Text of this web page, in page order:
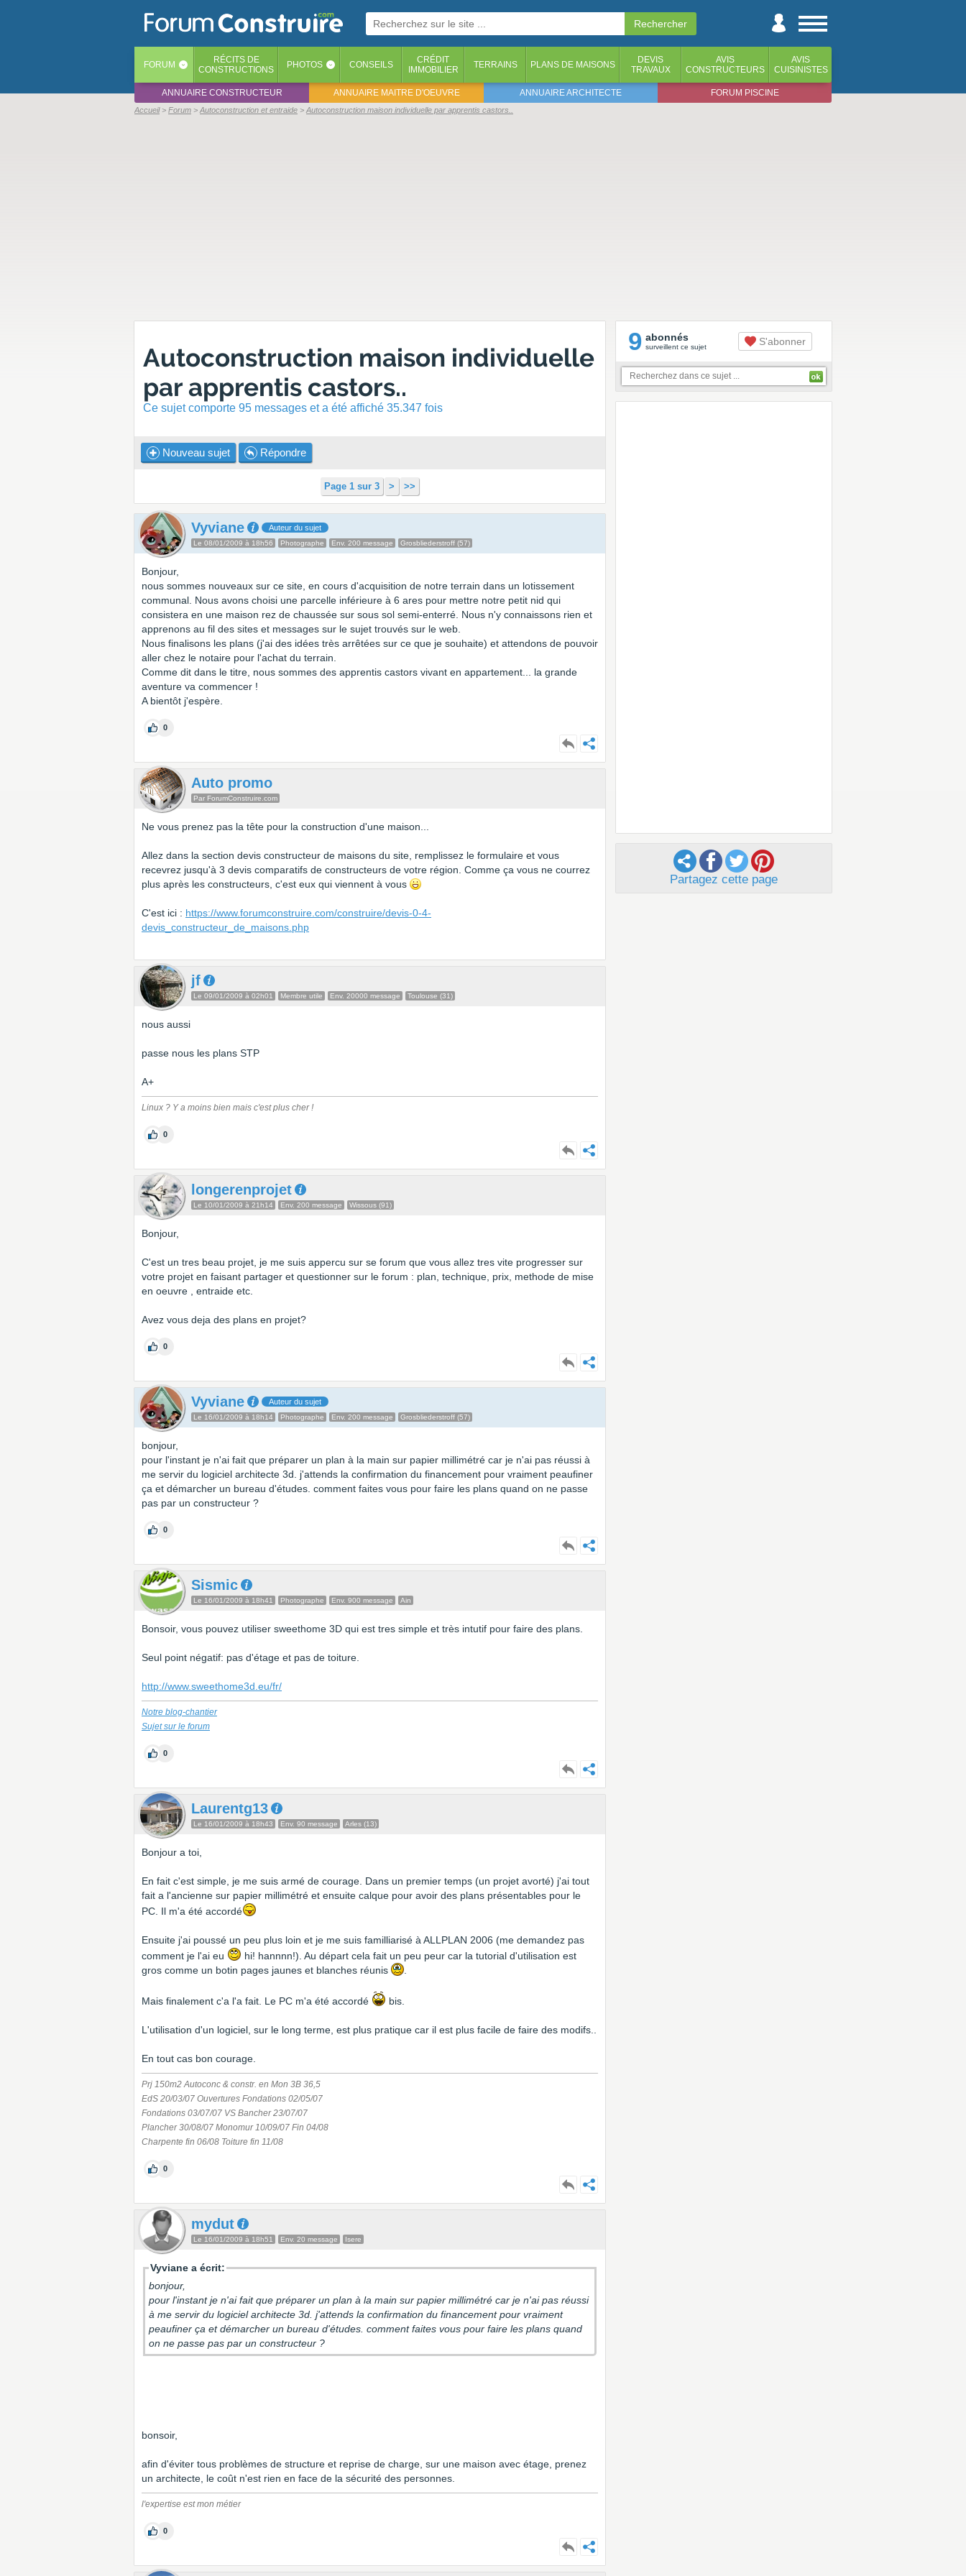
FORUM ‹ RÉCITS DE
CONSTRUCTIONS
PHOTOS ‹ CONSEILS
CRÉDIT
IMMOBILIER
TERRAINS PLANS DE MAISONS
DEVIS
TRAVAUX
AVIS
CONSTRUCTEURS
AVIS
CUISINISTES
ANNUAIRE CONSTRUCTEUR ANNUAIRE MAITRE D'OEUVRE ANNUAIRE ARCHITECTE FORUM PISCINE
Accueil Forum Autoconstruction et entraide Autoconstruction maison individuelle par apprentis castors..
Autoconstruction maison individuelle
par apprentis castors..
Ce sujet comporte 95 messages et a été affiché 35.347 fois
Nouveau sujet Répondre
Page 1 sur 3 > >>
Vyviane Auteur du sujet
Le 08/01/2009 à 18h56 Photographe Env. 200 message Grosbliederstroff (57)
Bonjour,
nous sommes nouveaux sur ce site, en cours d'acquisition de notre terrain dans un lotissement
communal. Nous avons choisi une parcelle inférieure à 6 ares pour mettre notre petit nid qui
consistera en une maison rez de chaussée sur sous sol semi-enterré. Nous n'y connaissons rien et
apprenons au fil des sites et messages sur le sujet trouvés sur le web.
Nous finalisons les plans (j'ai des idées très arrêtées sur ce que je souhaite) et attendons de pouvoir
aller chez le notaire pour l'achat du terrain.
Comme dit dans le titre, nous sommes des apprentis castors vivant en appartement... la grande
aventure va commencer !
A bientôt j'espère.
0
Auto promo
Par ForumConstruire.com
Ne vous prenez pas la tête pour la construction d'une maison...
Allez dans la section devis constructeur de maisons du site, remplissez le formulaire et vous
recevrez jusqu'à 3 devis comparatifs de constructeurs de votre région. Comme ça vous ne courrez
plus après les constructeurs, c'est eux qui viennent à vous
C'est ici : https://www.forumconstruire.com/construire/devis-0-4-
devis_constructeur_de_maisons.php
jf
Le 09/01/2009 à 02h01 Membre utile Env. 20000 message Toulouse (31)
nous aussi
passe nous les plans STP
A+
Linux ? Y a moins bien mais c'est plus cher !
0
longerenprojet
Le 10/01/2009 à 21h14 Env. 200 message Wissous (91)
Bonjour,
C'est un tres beau projet, je me suis appercu sur se forum que vous allez tres vite progresser sur
votre projet en faisant partager et questionner sur le forum : plan, technique, prix, methode de mise
en oeuvre , entraide etc.
Avez vous deja des plans en projet?
0
Vyviane Auteur du sujet
Le 16/01/2009 à 18h14 Photographe Env. 200 message Grosbliederstroff (57)
bonjour,
pour l'instant je n'ai fait que préparer un plan à la main sur papier millimétré car je n'ai pas réussi à
me servir du logiciel architecte 3d. j'attends la confirmation du financement pour vraiment peaufiner
ça et démarcher un bureau d'études. comment faites vous pour faire les plans quand on ne passe
pas par un constructeur ?
0
Sismic
Le 16/01/2009 à 18h41 Photographe Env. 900 message Ain
Bonsoir, vous pouvez utiliser sweethome 3D qui est tres simple et très intutif pour faire des plans.
Seul point négatif: pas d'étage et pas de toiture.
http://www.sweethome3d.eu/fr/
Notre blog-chantier
Sujet sur le forum
0
Laurentg13
Le 16/01/2009 à 18h43 Env. 90 message Arles (13)
Bonjour a toi,
En fait c'est simple, je me suis armé de courage. Dans un premier temps (un projet avorté) j'ai tout
fait a l'ancienne sur papier millimétré et ensuite calque pour avoir des plans présentables pour le
PC. Il m'a été accordé
Ensuite j'ai poussé un peu plus loin et je me suis familliarisé à ALLPLAN 2006 (me demandez pas
comment je l'ai eu
hi! hannnn!). Au départ cela fait un peu peur car la tutorial d'utilisation est
gros comme un botin pages jaunes et blanches réunis
Mais finalement c'a l'a fait. Le PC m'a été accordé bis.
L'utilisation d'un logiciel, sur le long terme, est plus pratique car il est plus facile de faire des modifs..
En tout cas bon courage.
Prj 150m2 Autoconc & constr. en Mon 3B 36,5
EdS 20/03/07 Ouvertures Fondations 02/05/07
Fondations 03/07/07 VS Bancher 23/07/07
Plancher 30/08/07 Monomur 10/09/07 Fin 04/08
Charpente fin 06/08 Toiture fin 11/08
0
mydut
Le 16/01/2009 à 18h51 Env. 20 message Isere
Vyviane a écrit:
bonjour,
pour l'instant je n'ai fait que préparer un plan à la main sur papier millimétré car je n'ai pas réussi
à me servir du logiciel architecte 3d. j'attends la confirmation du financement pour vraiment
peaufiner ça et démarcher un bureau d'études. comment faites vous pour faire les plans quand
on ne passe pas par un constructeur ?
bonsoir,
afin d'éviter tous problèmes de structure et reprise de charge, sur une maison avec étage, prenez
un architecte, le coût n'est rien en face de la sécurité des personnes.
l'expertise est mon métier
0
9 abonnés
surveillent ce sujet S'abonner
Partagez cette page